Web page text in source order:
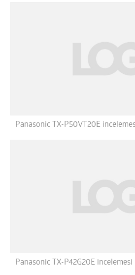
Panasonic TX-P50VT20E
Panasonic TX-P42G20E incelemesi